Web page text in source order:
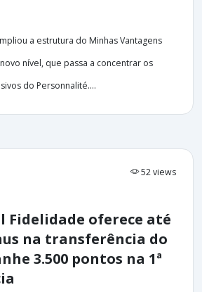
a estrutura do Minhas Vantagens
nível, que passa a concentrar os
do Personnalité....
52 views
Fidelidade oferece até
na transferência do
3.500 pontos na 1ª